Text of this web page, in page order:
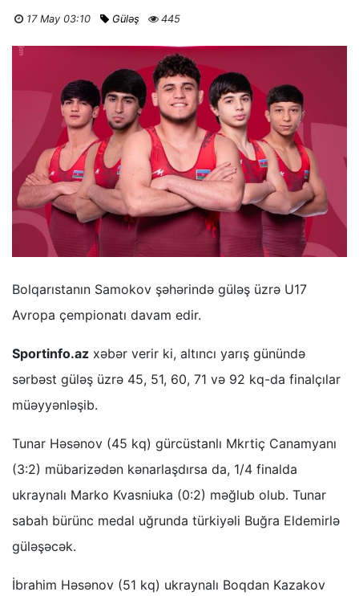
17 May 03:10 Güləş 445
Bolqarıstanın Samokov şəhərində güləş üzrə U17
Avropa çempionatı davam edir.
Sportinfo.az xəbər verir ki, altıncı yarış günündə
sərbəst güləş üzrə 45, 51, 60, 71 və 92 kq-da finalçılar
müəyyənləşib.
Tunar Həsənov (45 kq) gürcüstanlı Mkrtiç Canamyanı
(3:2) mübarizədən kənarlaşdırsa da, 1/4 finalda
ukraynalı Marko Kvasniuka (0:2) məğlub olub. Tunar
sabah bürünc medal uğrunda türkiyəli Buğra Eldemirlə
güləşəcək.
İbrahim Həsənov (51 kq) ukraynalı Boqdan Kazakov